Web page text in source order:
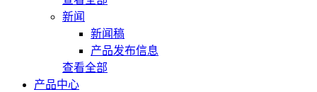
新闻
新闻稿
产品发布信息
查看全部
产品中心